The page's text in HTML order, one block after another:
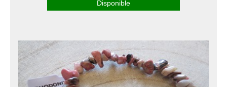
Disponible